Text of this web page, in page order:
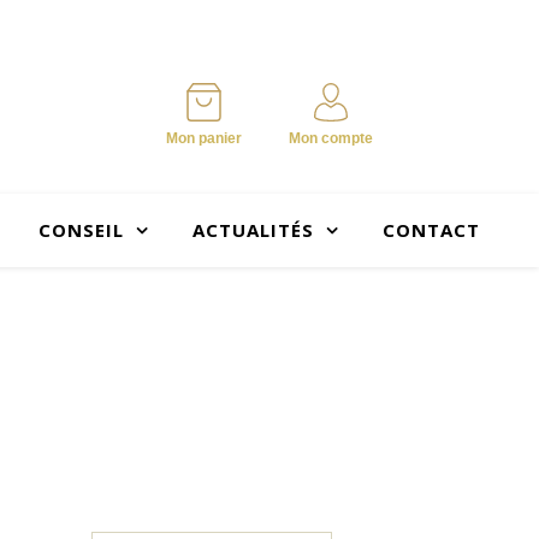
Mon panier Mon compte
CONSEIL ACTUALITÉS CONTACT